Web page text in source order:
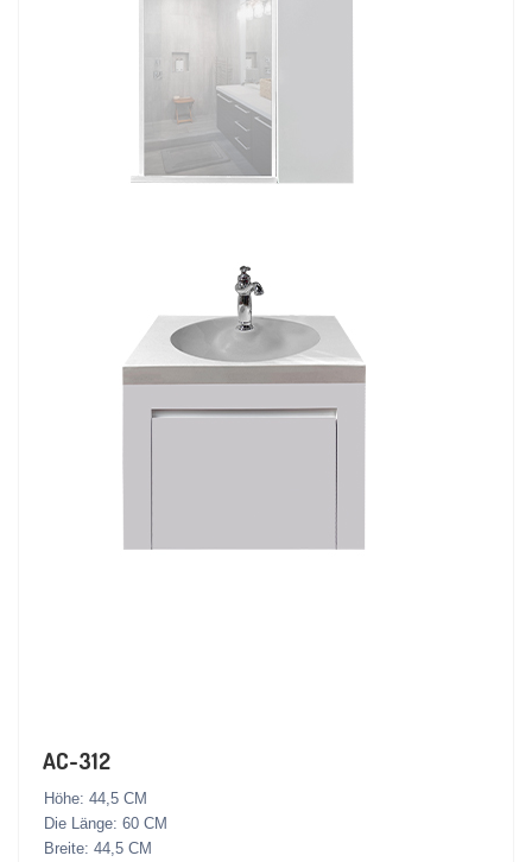
AC-312
Höhe: 44,5 CM
Die Länge: 60 CM
Breite: 44,5 CM